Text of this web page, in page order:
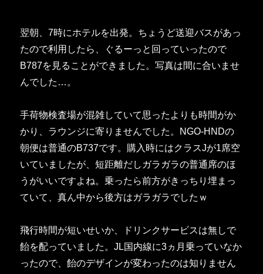
翌朝、7時にホテルを出発。ちょうど送迎バスがあっ
たので利用したら、ぐるーっと回っていったので
B787を見ることができました。写真は間に合いませ
んでした…。
手荷物検査場が混雑していて思ったよりも時間がか
かり、ラウンジに寄りませんでした。NGO-HNDの
朝便は普通のB737です。購入時にはクラスJが1席空
いていましたが、短距離だしガラガラの普通席のほ
うがいいですよね。乗ったら前方がきっちり埋まっ
ていて、真ん中から後方はガラガラでしたｗ
飛行時間が短いせいか、ドリンクサービスは無しで
飴を配っていました。JL国内線に3ヵ月乗っていなか
ったので、飴のデザインが変わったのは知りません